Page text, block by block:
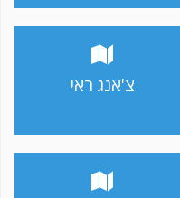
צ'אנג ראי